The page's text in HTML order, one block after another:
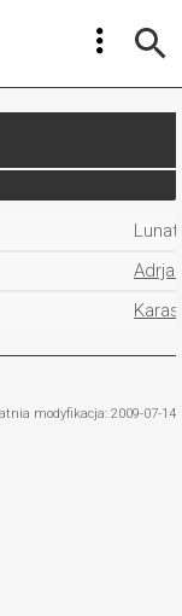
modyfikacja: 2009-07-14